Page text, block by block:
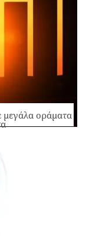
μεγάλα οράματα